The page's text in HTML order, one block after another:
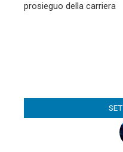
prosieguo della carriera
SET